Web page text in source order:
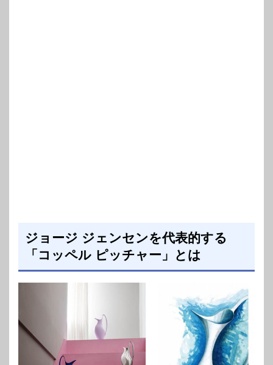
ジョージ ジェンセンを代表的する
「コッペル ピッチャー」とは